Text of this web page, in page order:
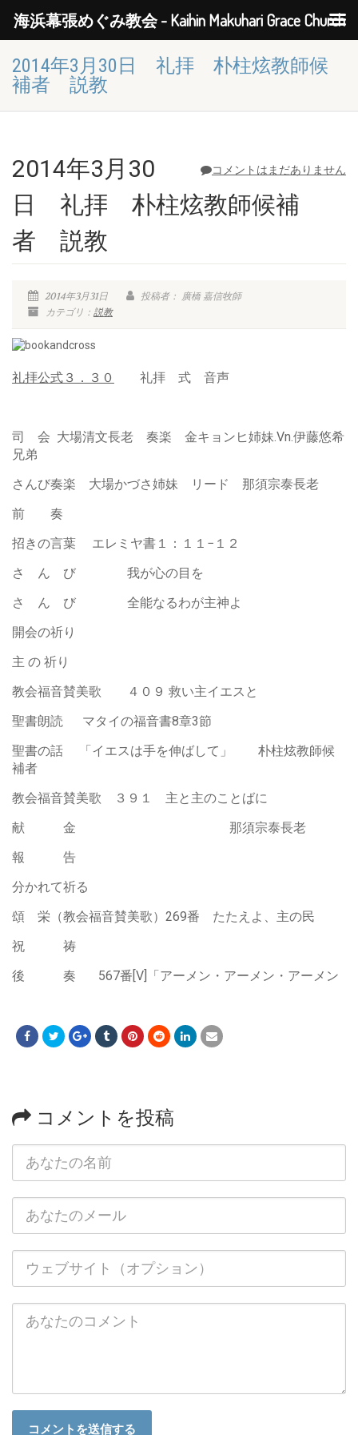
2014年3月30日 礼拝 朴柱炫教師候
補者 説教
コメントはまだありません
2014年3月30
日 礼拝 朴柱炫教師候補
者 説教
2014年3月31日
投稿者： 廣橋 嘉信牧師
カテゴリ： 説教
礼拝公式３．３０ 礼拝 式 音声
司 会 大場清文長老 奏楽 金キョンヒ姉妹.Vn.伊藤悠希
兄弟
さんび奏楽 大場かづさ姉妹 リード 那須宗泰長老
前 奏
招きの言葉 エレミヤ書１：１１−１２
さ ん び 我が心の目を
さ ん び 全能なるわが主神よ
開会の祈り
主 の 祈り
教会福音賛美歌 ４０９ 救い主イエスと
聖書朗読 マタイの福音書8章3節
聖書の話 「イエスは手を伸ばして」 朴柱炫教師候
補者
教会福音賛美歌 ３９１ 主と主のことばに
献 金 那須宗泰長老
報 告
分かれて祈る
頌 栄（教会福音賛美歌）269番 たたえよ、主の民
祝 祷
後 奏 567番[V]「アーメン・アーメン・アーメン
コメントを投稿
海浜幕張めぐみ教会 - Kaihin Makuhari Grace Church